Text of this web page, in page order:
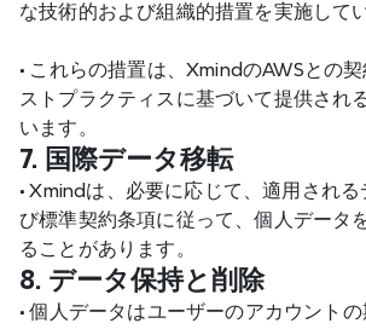
な技術的および組織的措置を実施して
• これらの措置は、XmindのAWSとの
ストプラクティスに基づいて提供され
います。
7. 国際データ移転
• Xmindは、必要に応じて、適用される
び標準契約条項に従って、個人データ
ることがあります。
8. データ保持と削除
• 個人データはユーザーのアカウントの